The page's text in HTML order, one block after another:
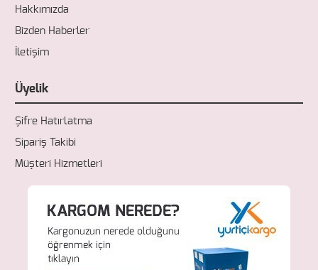
Hakkımızda
Bizden Haberler
İletişim
Üyelik
Şifre Hatırlatma
Sipariş Takibi
Müşteri Hizmetleri